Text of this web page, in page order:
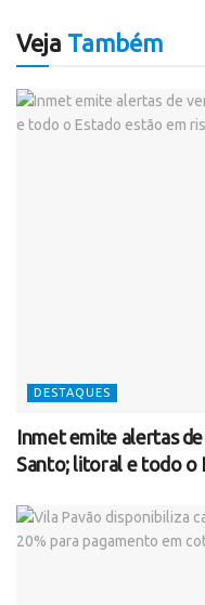
Veja Também
DESTAQUES
Inmet emite alertas
Santo; litoral e todo o